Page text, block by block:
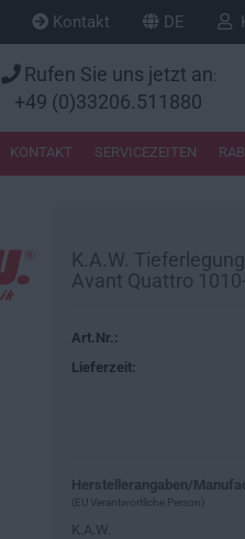
Kontakt DE
Rufen Sie uns jetzt an:
+49 (0)33206.511880
KONTAKT SERVICEZEITEN
K.A.W.
Avant Quattro
Art.Nr.:
Lieferzeit:
Herstellerangaben/
(EU Verantwortliche Person)
K.A.W.